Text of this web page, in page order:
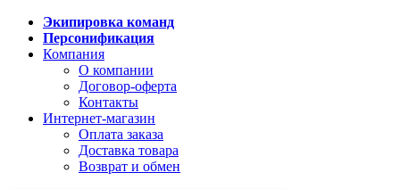
Экипировка команд
Персонификация
Компания
О компании
Договор-оферта
Контакты
Интернет-магазин
Оплата заказа
Доставка товара
Возврат и обмен